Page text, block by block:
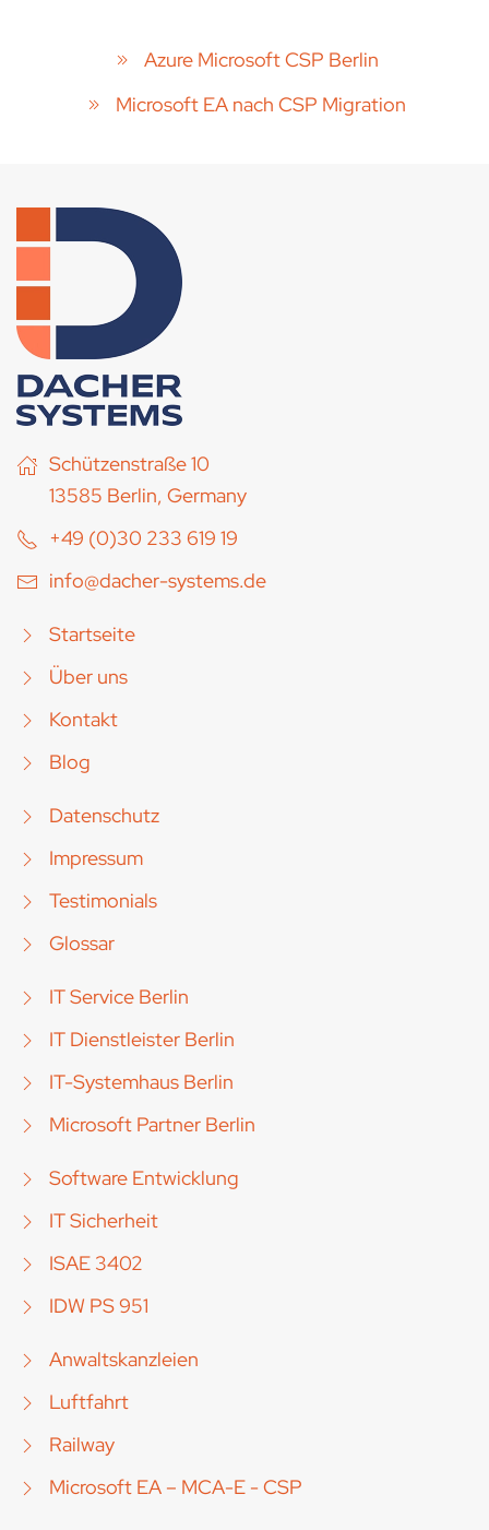
Azure Microsoft CSP Berlin
Microsoft EA nach CSP Migration
Schützenstraße 10
13585 Berlin, Germany
+49 (0)30 233 619 19
info@dacher-systems.de
Startseite
Über uns
Kontakt
Blog
Datenschutz
Impressum
Testimonials
Glossar
IT Service Berlin
IT Dienstleister Berlin
IT-Systemhaus Berlin
Microsoft Partner Berlin
Software Entwicklung
IT Sicherheit
ISAE 3402
IDW PS 951
Anwaltskanzleien
Luftfahrt
Railway
Microsoft EA – MCA-E - CSP